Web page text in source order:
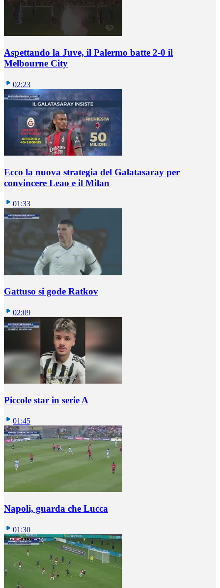
Aspettando la Juve, il Palermo batte 2-0 il
Melbourne City
02:23
Ecco la nuova strategia del Galatasaray per
convincere Leao e il Milan
01:33
Gattuso si gode Ratkov
02:09
Piccole star in serie A
01:45
Napoli, guarda che Lucca
01:30